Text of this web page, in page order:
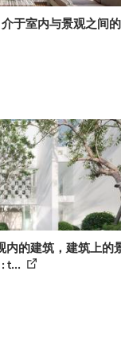
于室内与景观之间
内的建筑，建筑上的
t...